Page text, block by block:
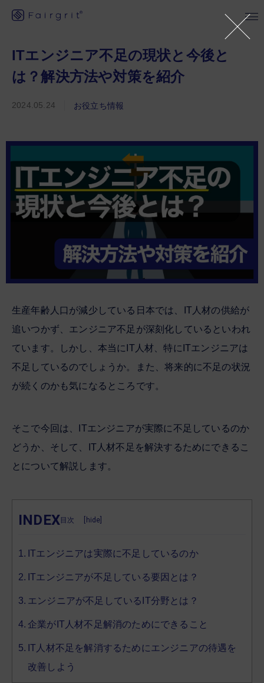
ITエンジニア不足の現状と今後と
は？解決方法や対策を紹介
2024.05.24 お役立ち情報
生産年齢人口が減少している日本では、IT人材の供給が
追いつかず、エンジニア不足が深刻化しているといわれ
ています。しかし、本当にIT人材、特にITエンジニアは
不足しているのでしょうか。また、将来的に不足の状況
が続くのかも気になるところです。
そこで今回は、ITエンジニアが実際に不足しているのか
どうか、そして、IT人材不足を解決するためにできるこ
とについて解説します。
INDEX hide
ITエンジニアは実際に不足しているのか
ITエンジニアが不足している要因とは？
エンジニアが不足しているIT分野とは？
企業がIT人材不足解消のためにできること
IT人材不足を解消するためにエンジニアの待遇を
改善しよう